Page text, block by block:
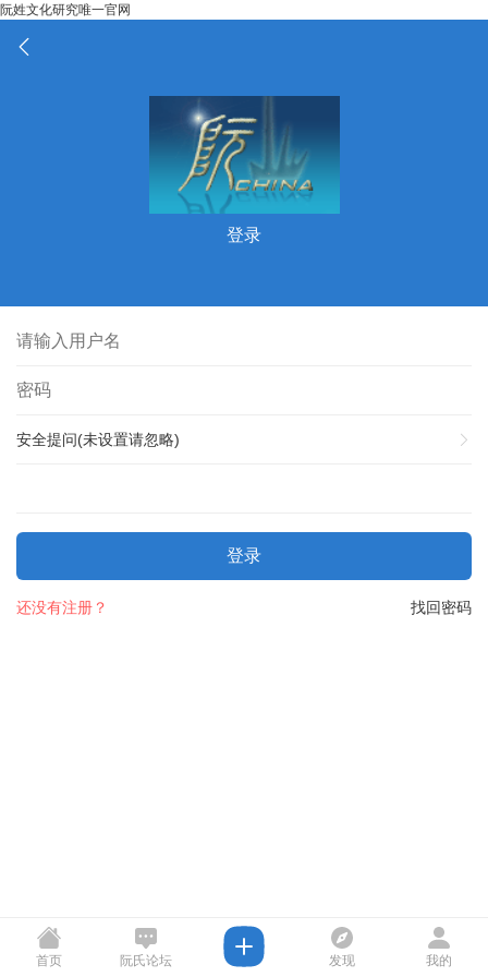
阮姓文化研究唯一官网
登录
安全提问(未设置请忽略)
登录
找回密码
还没有注册？
首页 阮氏论坛 发现 我的